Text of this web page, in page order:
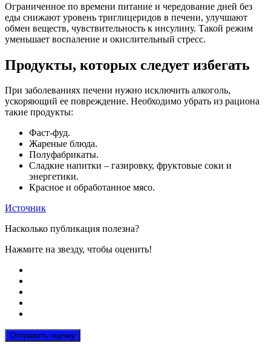
Ограниченное по времени питание и чередование дней без
еды снижают уровень триглицеридов в печени, улучшают
обмен веществ, чувствительность к инсулину. Такой режим
уменьшает воспаление и окислительный стресс.
Продукты, которых следует избегать
При заболеваниях печени нужно исключить алкоголь,
ускоряющий ее повреждение. Необходимо убрать из рациона
такие продукты:
Фаст-фуд.
Жареные блюда.
Полуфабрикаты.
Сладкие напитки – газировку, фруктовые соки и
энергетики.
Красное и обработанное мясо.
Источник
Насколько публикация полезна?
Нажмите на звезду, чтобы оценить!
Отправить оценку